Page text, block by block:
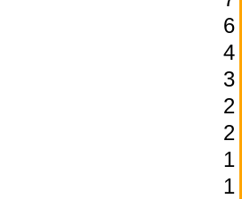
6
4
3
2
2
1
1